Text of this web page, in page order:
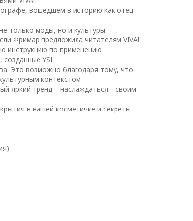
вошедшем в историю как отец
только моды, но и культуры
Фримар предложила читателям VIVA!
инструкцию по применению
YSL
Это возможно благодаря тому, что
контекстом
яркий тренд – наслаждаться… своим
в вашей косметичке и секреты